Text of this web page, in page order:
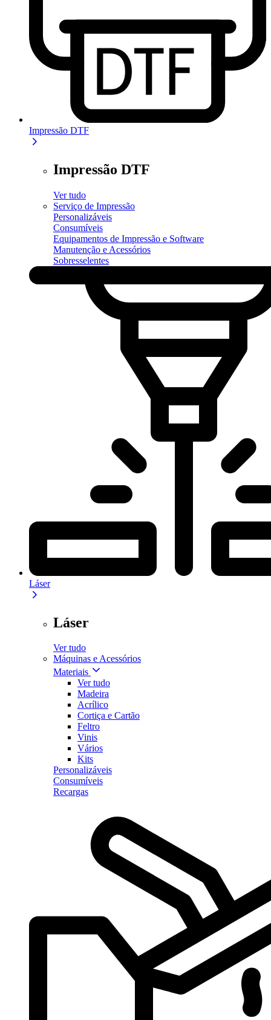
Impressão DTF
Impressão DTF
Ver tudo
Serviço de Impressão
Personalizáveis
Consumíveis
Equipamentos de Impressão e Software
Manutenção e Acessórios
Sobresselentes
Láser
Láser
Ver tudo
Máquinas e Acessórios
Materiais
Ver tudo
Madeira
Acrílico
Cortiça e Cartão
Feltro
Vinis
Vários
Kits
Personalizáveis
Consumíveis
Recargas